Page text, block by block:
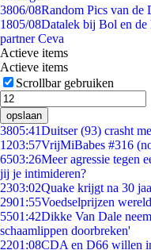
3806/08Random Pics van de
1805/08Datalek bij Bol en
partner Ceva
Actieve items
Actieve items
Scrollbar gebruiken
opslaan
3805:41Duitser (93) crasht
1203:57VrijMiBabes #316
6503:26Meer agressie tegen
jij je intimideren?
2303:02Quake krijgt na 30
2901:55Voedselprijzen
5501:42Dikke Van Dale
schaamlippen doorbreken'
2201:08CDA en D66 willen